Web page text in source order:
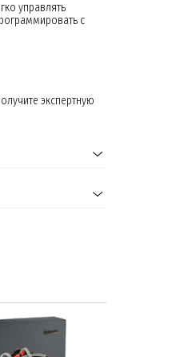
управлять
с
экспертную